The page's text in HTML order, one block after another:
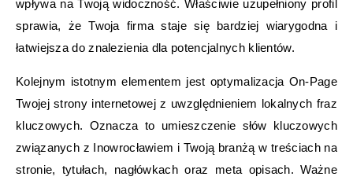
wpływa na Twoją widoczność. Właściwie uzupełniony profil
sprawia, że Twoja firma staje się bardziej wiarygodna i
łatwiejsza do znalezienia dla potencjalnych klientów.
Kolejnym istotnym elementem jest optymalizacja On-Page
Twojej strony internetowej z uwzględnieniem lokalnych fraz
kluczowych. Oznacza to umieszczenie słów kluczowych
związanych z Inowrocławiem i Twoją branżą w treściach na
stronie, tytułach, nagłówkach oraz meta opisach. Ważne